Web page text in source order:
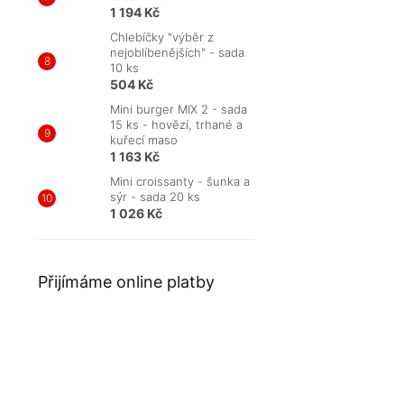
1 194 Kč
Chlebíčky "výběr z
nejoblíbenějších" - sada
10 ks
504 Kč
Mini burger MIX 2 - sada
15 ks - hovězí, trhané a
kuřecí maso
1 163 Kč
Mini croissanty - šunka a
sýr - sada 20 ks
1 026 Kč
Přijímáme online platby